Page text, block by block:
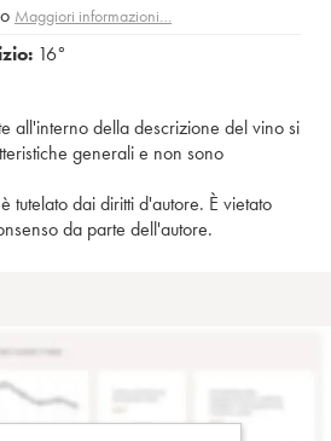
Maggiori informazioni…
16°
all'interno della descrizione del vino si
generali e non sono
tutelato dai diritti d'autore. È vietato
da parte dell'autore.